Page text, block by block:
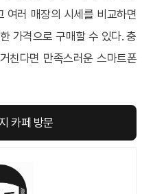
여러 매장의 시세를 비교하면
가격으로 구매할 수 있다. 충
친다면 만족스러운 스마트폰
카페 방문